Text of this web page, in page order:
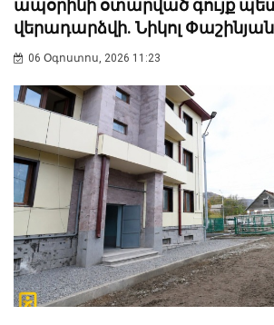
ապօրինի օտարված գույք
վերադարձվի. Նիկոլ Փաշինյան
06 Օգոստոս, 2026 11:23